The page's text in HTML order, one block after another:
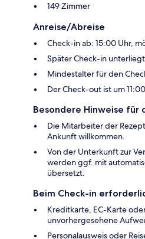
149 Zimmer
Anreise/Abreise
Check-in ab: 15:00 Uhr,
Später Check-in
Mindestalter für den
Der Check-out ist um
Besondere Hinweise für
Die Mitarbeiter der
Ankunft willkommen.
Von der Unterkunft zur
werden ggf. mit
übersetzt.
Beim Check-in
Kreditkarte, EC-Karte
unvorhergesehene
Personalausweis oder